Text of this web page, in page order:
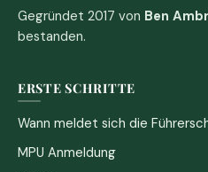
Gegründet 2017 von Ben
bestanden.
ERSTE SCHRITTE
Wann meldet sich die
MPU Anmeldung